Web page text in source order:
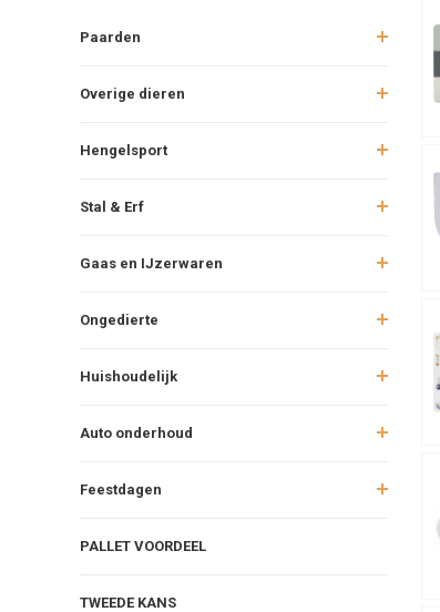
Paarden
Overige dieren
Hengelsport
Stal & Erf
Gaas en IJzerwaren
Ongedierte
Huishoudelijk
Auto onderhoud
Feestdagen
PALLET VOORDEEL
TWEEDE KANS